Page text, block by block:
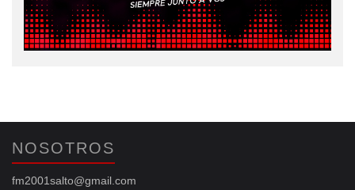
NOSOTROS
fm2001salto@gmail.com